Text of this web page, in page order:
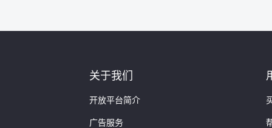
关于我们
开放平台简介
广告服务